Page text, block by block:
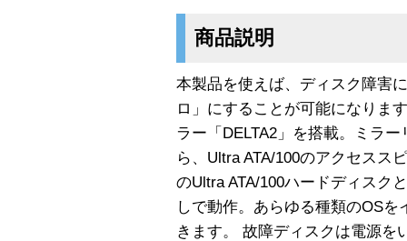
商品説明
本製品を使えば、ディスク障害
ロ」にすることが可能になりま
ラー「DELTA2」を搭載。ミラ
ら、Ultra ATA/100のアクセスス
のUltra ATA/100ハードディスク
しで動作。あらゆる種類のOS
きます。 故障ディスクは電源を